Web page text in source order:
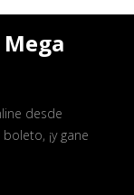
desde
¡y gane